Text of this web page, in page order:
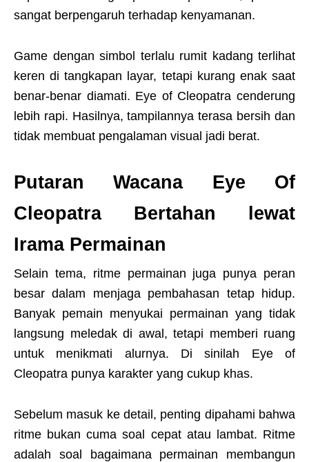
sangat berpengaruh terhadap kenyamanan.
Game dengan simbol terlalu rumit kadang terlihat
keren di tangkapan layar, tetapi kurang enak saat
benar-benar diamati. Eye of Cleopatra cenderung
lebih rapi. Hasilnya, tampilannya terasa bersih dan
tidak membuat pengalaman visual jadi berat.
Putaran Wacana Eye Of
Cleopatra Bertahan lewat
Irama Permainan
Selain tema, ritme permainan juga punya peran
besar dalam menjaga pembahasan tetap hidup.
Banyak pemain menyukai permainan yang tidak
langsung meledak di awal, tetapi memberi ruang
untuk menikmati alurnya. Di sinilah Eye of
Cleopatra punya karakter yang cukup khas.
Sebelum masuk ke detail, penting dipahami bahwa
ritme bukan cuma soal cepat atau lambat. Ritme
adalah soal bagaimana permainan membangun